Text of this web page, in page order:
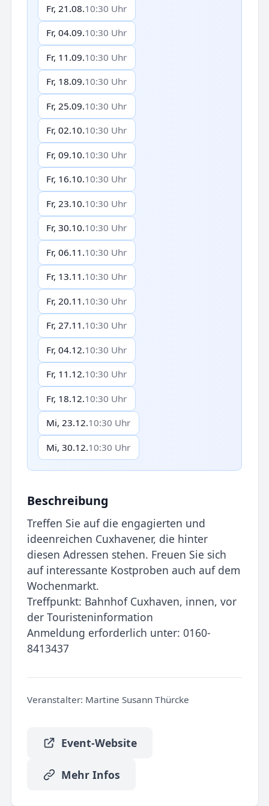
Fr, 21.08.10:30 Uhr
Fr, 04.09.10:30 Uhr
Fr, 11.09.10:30 Uhr
Fr, 18.09.10:30 Uhr
Fr, 25.09.10:30 Uhr
Fr, 02.10.10:30 Uhr
Fr, 09.10.10:30 Uhr
Fr, 16.10.10:30 Uhr
Fr, 23.10.10:30 Uhr
Fr, 30.10.10:30 Uhr
Fr, 06.11.10:30 Uhr
Fr, 13.11.10:30 Uhr
Fr, 20.11.10:30 Uhr
Fr, 27.11.10:30 Uhr
Fr, 04.12.10:30 Uhr
Fr, 11.12.10:30 Uhr
Fr, 18.12.10:30 Uhr
Mi, 23.12.10:30 Uhr
Mi, 30.12.10:30 Uhr
Beschreibung
Treffen Sie auf die engagierten und
ideenreichen Cuxhavener, die hinter
diesen Adressen stehen. Freuen Sie sich
auf interessante Kostproben auch auf dem
Wochenmarkt.
Treffpunkt: Bahnhof Cuxhaven, innen, vor
der Touristeninformation
Anmeldung erforderlich unter: 0160-
8413437
Veranstalter: Martine Susann Thürcke
Event-Website
Mehr Infos